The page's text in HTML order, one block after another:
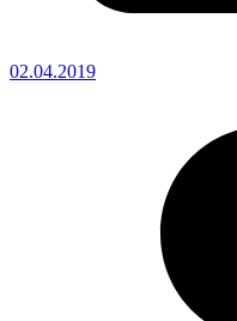
02.04.2019